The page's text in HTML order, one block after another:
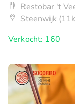
Restobar 't
Steenwijk
Verkocht: 160